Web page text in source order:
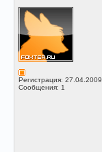
Регистрация: 27.04.2009
Сообщения: 1